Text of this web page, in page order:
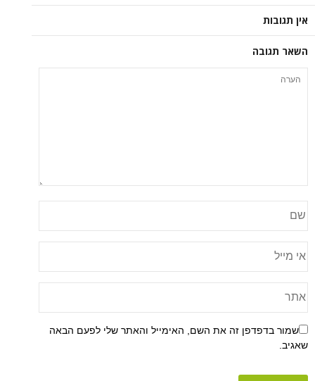
אין תגובות
השאר תגובה
שמור בדפדפן זה את השם, האימייל והאתר שלי לפעם הבאה
שאגיב.